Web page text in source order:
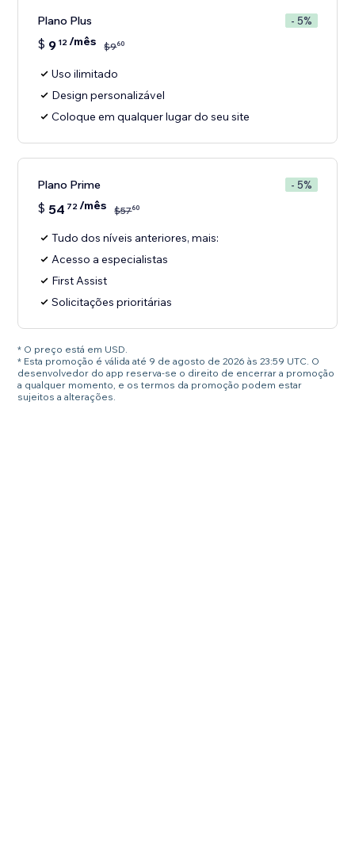
Plano Plus - 5%
$ 9 12/mês $960
Uso ilimitado
Design personalizável
Coloque em qualquer lugar do seu site
Plano Prime - 5%
$ 54 72/mês $5760
Tudo dos níveis anteriores, mais:
Acesso a especialistas
First Assist
Solicitações prioritárias
* O preço está em USD.
* Esta promoção é válida até 9 de agosto de 2026 às 23:59 UTC. O
desenvolvedor do app reserva-se o direito de encerrar a promoção
a qualquer momento, e os termos da promoção podem estar
sujeitos a alterações.